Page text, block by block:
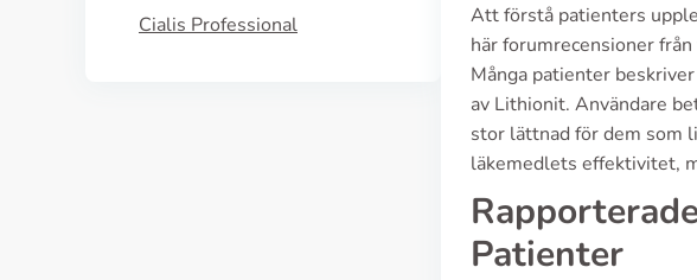
Cialis Professional
Att förstå patienters
här forumrecensioner
Många patienter
av Lithionit. Användare
stor lättnad för dem som
läkemedlets effektivitet,
Patienter